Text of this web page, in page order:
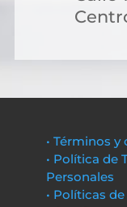
• Términos
• Política de
Personales
• Políticas